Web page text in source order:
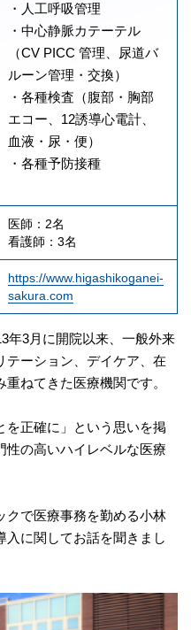
・人工呼吸管理
・中心静脈カテーテル
（CV PICC 管理、尿道バ
ルーン管理・交換）
・各種検査（腹部・胸部
エコー、12誘導心電計、
血液・尿・便）
・各種予防接種
医師：2名
看護師：3名
https://www.higashikoganei-
sakura.com
年3月に開院以来、一般外来
テーション、デイケア、在
ねてきた医療機関です。
を正確に」という思いを掲
性の高いハイレベルな医療
クで医療事務を勤める小林
入に関してお話を聞きまし